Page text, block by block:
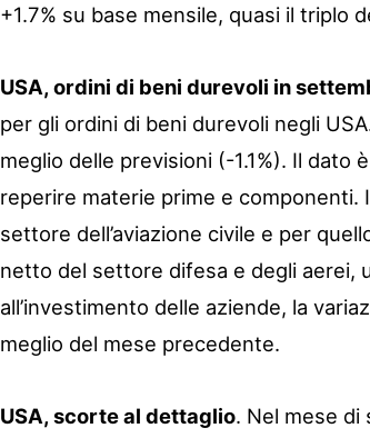
+1.7% su base mensile, quasi il triplo
USA, ordini di beni durevoli in
per gli ordini di beni durevoli negli
meglio delle previsioni (-1.1%). Il
reperire materie prime e
settore dell’aviazione civile e per
netto del settore difesa e degli aerei,
all’investimento delle aziende, la
meglio del mese precedente.
USA, scorte al dettaglio. Nel mese